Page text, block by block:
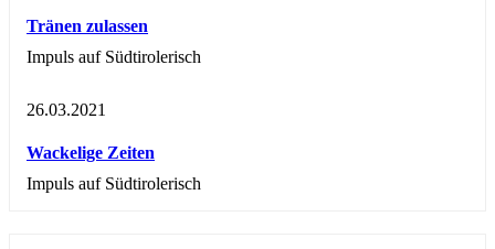
Tränen zulassen
Impuls auf Südtirolerisch
26.03.2021
Wackelige Zeiten
Impuls auf Südtirolerisch